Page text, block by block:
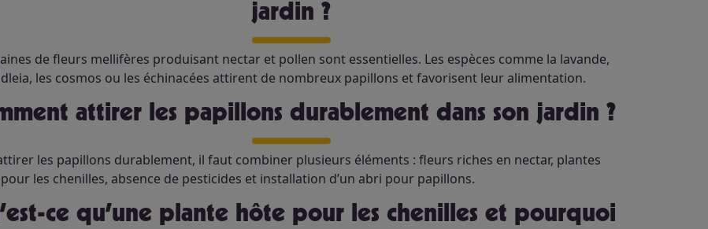
jardin ?
de fleurs mellifères produisant nectar et pollen sont essentielles. Les espèces comme la lavande,
les cosmos ou les échinacées attirent de nombreux papillons et favorisent leur alimentation.
attirer les papillons durablement dans son jardin ?
les papillons durablement, il faut combiner plusieurs éléments : fleurs riches en nectar, plantes
les chenilles, absence de pesticides et installation d’un abri pour papillons.